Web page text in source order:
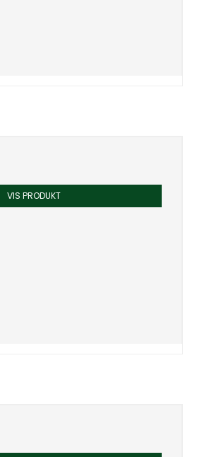
VIS PRODUKT